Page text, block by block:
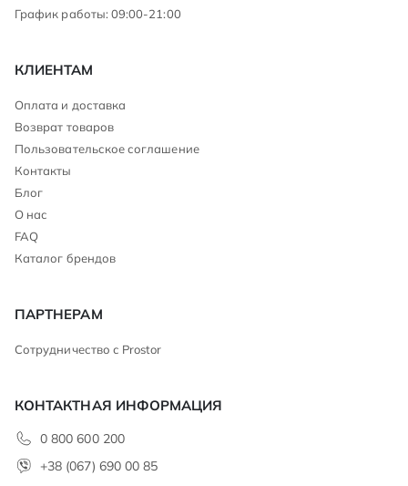
График работы: 09:00-21:00
КЛИЕНТАМ
Оплата и доставка
Возврат товаров
Пользовательское соглашение
Контакты
Блог
О нас
FAQ
Каталог брендов
ПАРТНЕРАМ
Сотрудничество с Prostor
КОНТАКТНАЯ ИНФОРМАЦИЯ
0 800 600 200
+38 (067) 690 00 85